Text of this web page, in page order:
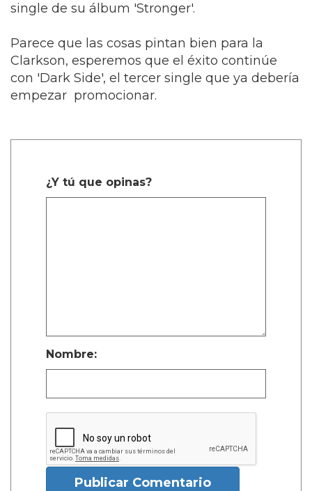
single de su álbum 'Stronger'.
Parece que las cosas pintan bien para la
Clarkson, esperemos que el éxito continúe
con 'Dark Side', el tercer single que ya debería
empezar promocionar.
¿Y tú que opinas?
Nombre:
Publicar Comentario